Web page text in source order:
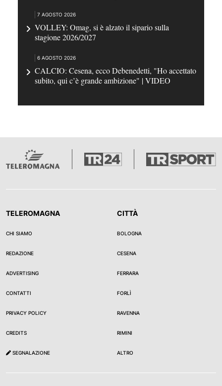
7 AGOSTO 2026
VOLLEY: Omag, si è alzato il sipario sulla
stagione 2026/2027
6 AGOSTO 2026
CALCIO: Cesena, ecco Debenedetti, "Ho accettato
subito, qui c’è grande ambizione" | VIDEO
TELEROMAGNA
CHI SIAMO
REDAZIONE
ADVERTISING
CONTATTI
PRIVACY POLICY
CREDITS
SEGNALAZIONE
CITTÀ
BOLOGNA
CESENA
FERRARA
FORLÌ
RAVENNA
RIMINI
ALTRO